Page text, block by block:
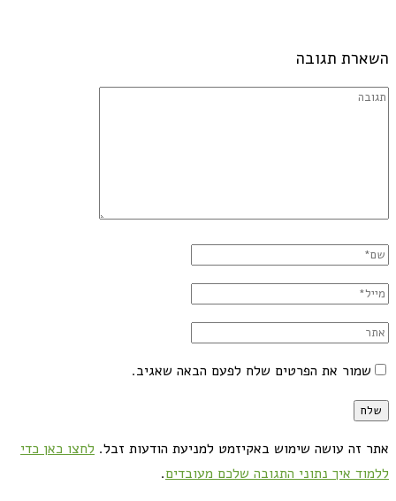
השארת תגובה
שמור את הפרטים שלח לפעם הבאה שאגיב.
אתר זה עושה שימוש באקיזמט למניעת הודעות זבל. לחצו כאן כדי
ללמוד איך נתוני התגובה שלכם מעובדים.